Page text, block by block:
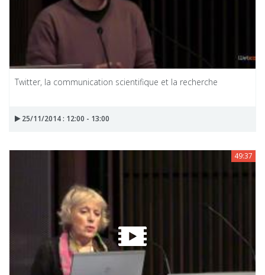
Twitter, la communication scientifique et la recherche
25/11/2014 : 12:00 - 13:00
49:37